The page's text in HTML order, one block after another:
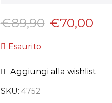
€89,90 €70,00
Esaurito
Aggiungi alla wishlist
SKU: 4752